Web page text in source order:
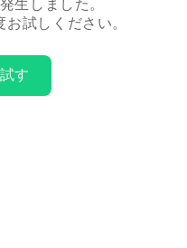
生しました。
試しください。
す